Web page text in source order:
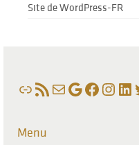
Site de WordPress-FR
LienFlux RSSE-mailGoogle
Menu